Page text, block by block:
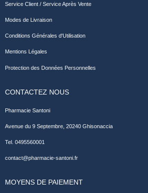
Service Client / Service Après Vente
Modes de Livraison
Conditions Générales d'Utilisation
Mentions Légales
Protection des Données Personnelles
CONTACTEZ NOUS
Pharmacie Santoni
Avenue du 9 Septembre, 20240 Ghisonaccia
Tel. 0495560001
contact@pharmacie-santoni.fr
MOYENS DE PAIEMENT